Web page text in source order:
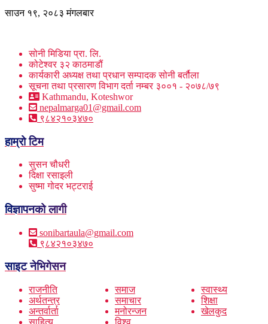
साउन १९, २०८३ मंगलबार
सोनी मिडिया प्रा. लि.
कोटेश्वर ३२ काठमाडौं
कार्यकारी अध्यक्ष तथा प्रधान सम्पादक सोनी बर्तौला
सूचना तथा प्रसारण विभाग दर्ता नम्बर ३००१ - २०७८/७९
Kathmandu, Koteshwor
nepalmarga01@gmail.com
९८४२१०३४७०
हाम्रो टिम
सुसन चौधरी
दिक्षा रसाइली
सुष्मा गोदर भट्टराई
विज्ञापनको लागी
sonibartaula@gmail.com
९८४२१०३४७०
साइट नेभिगेसन
राजनीति
अर्थतन्त्र
अन्तर्वार्ता
समाज
समाचार
मनोरन्जन
स्वास्थ्य
शिक्षा
खेलकुद